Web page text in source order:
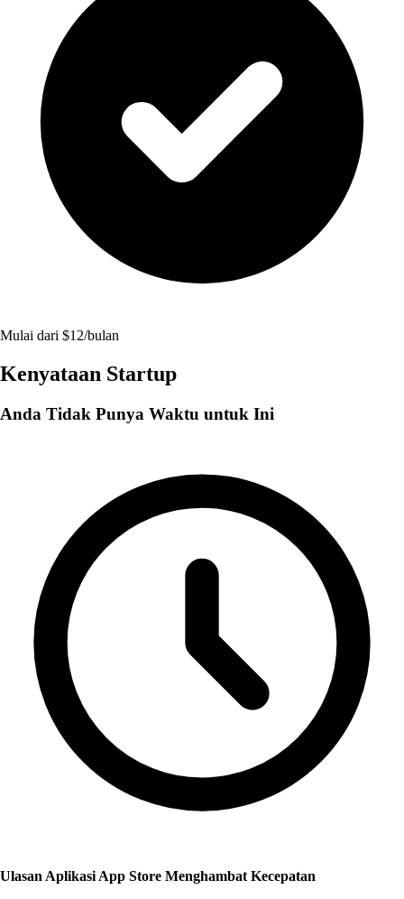
Mulai dari $12/bulan
Kenyataan Startup
Anda Tidak Punya Waktu untuk Ini
Ulasan Aplikasi App Store Menghambat Kecepatan